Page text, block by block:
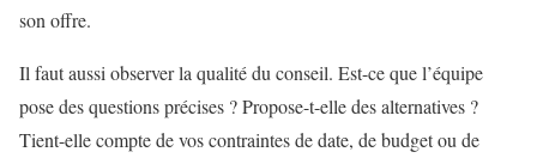
son offre.
Il faut aussi observer la qualité du conseil. Est-ce que l’équipe
pose des questions précises ? Propose-t-elle des alternatives ?
Tient-elle compte de vos contraintes de date, de budget ou de